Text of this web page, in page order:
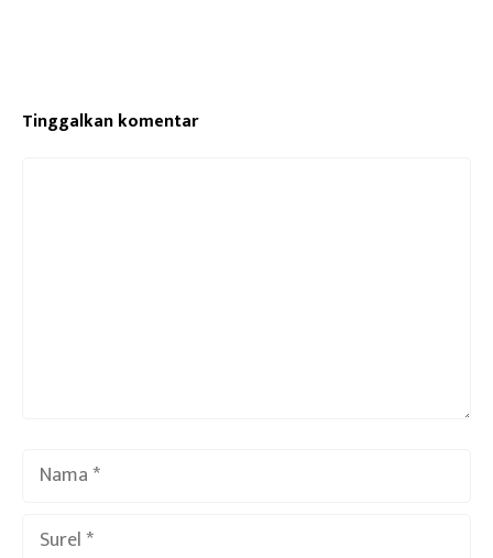
Tinggalkan komentar